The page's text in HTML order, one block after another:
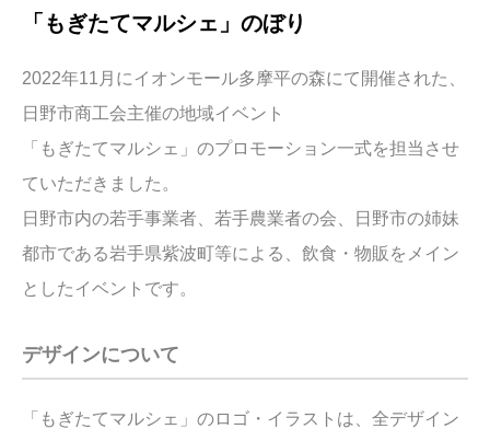
「もぎたてマルシェ」のぼり
2022年11月にイオンモール多摩平の森にて開催された、
日野市商工会主催の地域イベント
「もぎたてマルシェ」のプロモーション一式を担当させ
ていただきました。
日野市内の若手事業者、若手農業者の会、日野市の姉妹
都市である岩手県紫波町等による、飲食・物販をメイン
としたイベントです。
デザインについて
「もぎたてマルシェ」のロゴ・イラストは、全デザイン